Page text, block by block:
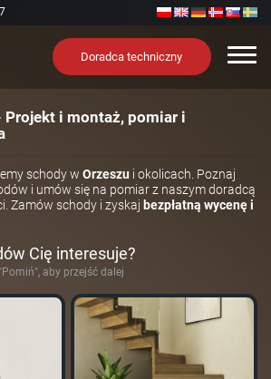
Doradca techniczny
Projekt i montaż, pomiar i
schody w Orzeszu i okolicach. Poznaj
i umów się na pomiar z naszym doradcą
Zamów schody i zyskaj bezpłatną wycenę i
Cię interesuje?
aby przejść dalej